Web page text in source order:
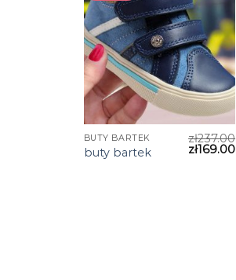
BUTY BARTEK
buty bartek
zł237.00
zł169.00